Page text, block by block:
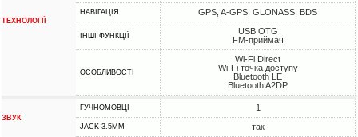
ТЕХНОЛОГІЇ
НАВІГАЦІЯ GPS, A-GPS, GLONASS, BDS
ІНШІ ФУНКЦІЇ
USB OTG
FM-приймач
ОСОБЛИВОСТІ
Wi-Fi Direct
Wi-Fi точка доступу
Bluetooth LE
Bluetooth A2DP
ЗВУК
ГУЧНОМОВЦІ 1
JACK 3.5MM так